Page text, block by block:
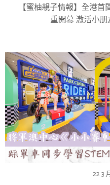
【蜜柚親子情報】全港
重開幕 激活小
22 3